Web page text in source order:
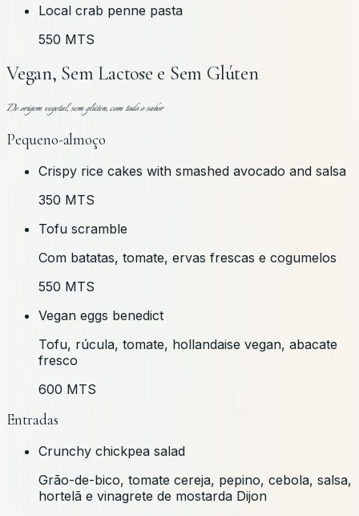
Local crab penne pasta
550 MTS
Vegan, Sem Lactose e Sem Glúten
De origem vegetal, sem glúten, com todo o sabor
Pequeno-almoço
Crispy rice cakes with smashed avocado and salsa
350 MTS
Tofu scramble
Com batatas, tomate, ervas frescas e cogumelos
550 MTS
Vegan eggs benedict
Tofu, rúcula, tomate, hollandaise vegan, abacate
fresco
600 MTS
Entradas
Crunchy chickpea salad
Grão-de-bico, tomate cereja, pepino, cebola, salsa,
hortelã e vinagrete de mostarda Dijon